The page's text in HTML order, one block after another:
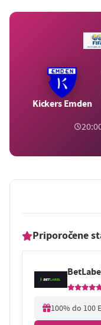
Kickers Emden
Priporočene
100% do 100